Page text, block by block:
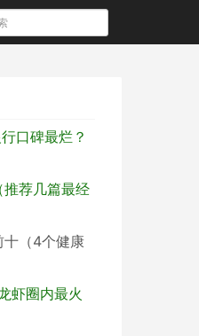
口碑最烂？
荐几篇最经
十（4个健康
虾圈内最火